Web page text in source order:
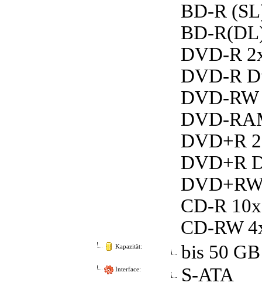
BD-R
BD-
DVD-R
DVD-R
DVD-
DVD-
DVD+R
DVD+R
CD-R
CD-RW
Kapazität: bis 50 GB
Interface: S-ATA